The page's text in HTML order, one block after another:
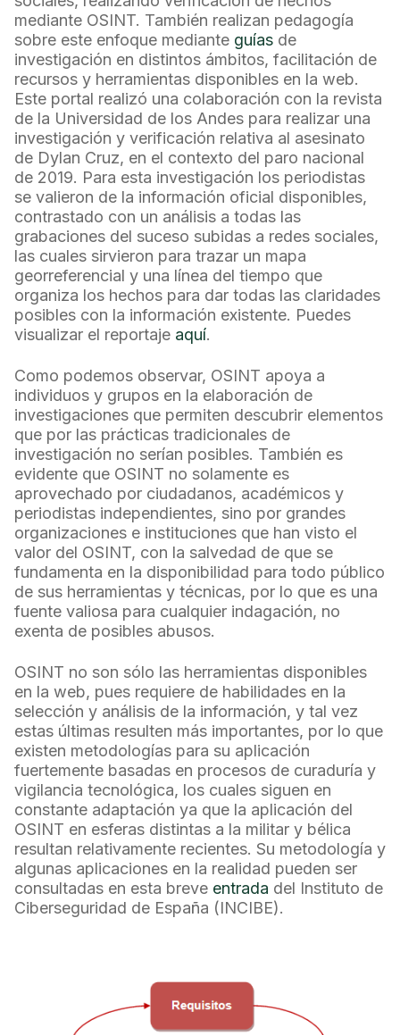
mediante OSINT. También realizan pedagogía
sobre este enfoque mediante guías de
investigación en distintos ámbitos, facilitación de
recursos y herramientas disponibles en la web.
Este portal realizó una colaboración con la revista
de la Universidad de los Andes para realizar una
investigación y verificación relativa al asesinato
de Dylan Cruz, en el contexto del paro nacional
de 2019. Para esta investigación los periodistas
se valieron de la información oficial disponibles,
contrastado con un análisis a todas las
grabaciones del suceso subidas a redes sociales,
las cuales sirvieron para trazar un mapa
georreferencial y una línea del tiempo que
organiza los hechos para dar todas las claridades
posibles con la información existente. Puedes
visualizar el reportaje aquí.
Como podemos observar, OSINT apoya a
individuos y grupos en la elaboración de
investigaciones que permiten descubrir elementos
que por las prácticas tradicionales de
investigación no serían posibles. También es
evidente que OSINT no solamente es
aprovechado por ciudadanos, académicos y
periodistas independientes, sino por grandes
organizaciones e instituciones que han visto el
valor del OSINT, con la salvedad de que se
fundamenta en la disponibilidad para todo público
de sus herramientas y técnicas, por lo que es una
fuente valiosa para cualquier indagación, no
exenta de posibles abusos.
OSINT no son sólo las herramientas disponibles
en la web, pues requiere de habilidades en la
selección y análisis de la información, y tal vez
estas últimas resulten más importantes, por lo que
existen metodologías para su aplicación
fuertemente basadas en procesos de curaduría y
vigilancia tecnológica, los cuales siguen en
constante adaptación ya que la aplicación del
OSINT en esferas distintas a la militar y bélica
resultan relativamente recientes. Su metodología y
algunas aplicaciones en la realidad pueden ser
consultadas en esta breve entrada del Instituto de
Ciberseguridad de España (INCIBE).